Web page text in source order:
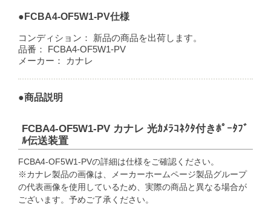
●FCBA4-OF5W1-PV仕様
コンディション：
新品の商品を出荷します。
品番：
FCBA4-OF5W1-PV
メーカー：
カナレ
●商品説明
FCBA4-OF5W1-PV カナレ 光ｶﾒﾗｺﾈｸﾀ付きﾎﾟｰﾀﾌﾞ
ﾙ伝送装置
FCBA4-OF5W1-PVの詳細は仕様をご確認ください。
※カナレ製品の画像は、メーカーホームページ製品グループ
の代表画像を使用しているため、実際の商品と異なる場合が
ございます。予めご了承ください。